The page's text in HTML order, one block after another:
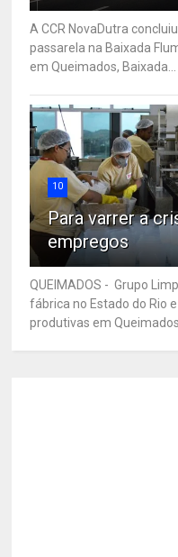
A CCR NovaDutra
passarela na Baixada
em Queimados, Baixada...
10
Para varrer a
empregos
QUEIMADOS - Grupo
fábrica no Estado do Rio
produtivas em Queimados,